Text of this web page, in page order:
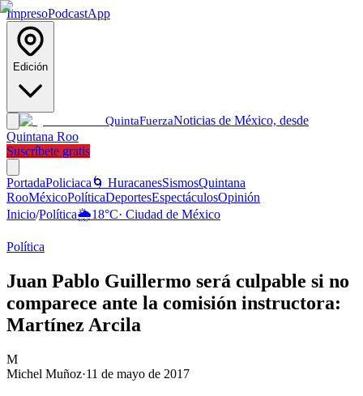
ImpresoPodcastApp
Edición
QuintaFuerzaNoticias de México, desde
Quintana Roo
Suscríbete gratis
PortadaPoliciaca 🌀 HuracanesSismosQuintana
RooMéxicoPolíticaDeportesEspectáculosOpinión
Inicio/Política🌦️18°C· Ciudad de México
Política
Juan Pablo Guillermo será culpable si no
comparece ante la comisión instructora:
Martínez Arcila
M
Michel Muñoz·11 de mayo de 2017